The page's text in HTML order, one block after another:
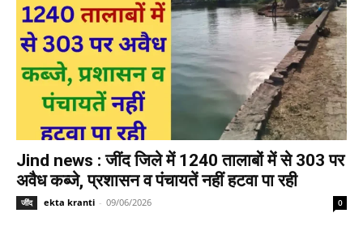
Jind news : जींद जिले में 1240 तालाबों में से 303 पर
अवैध कब्जे, प्रशासन व पंचायतें नहीं हटवा पा रही
जींद ekta kranti - 09/06/2026 0